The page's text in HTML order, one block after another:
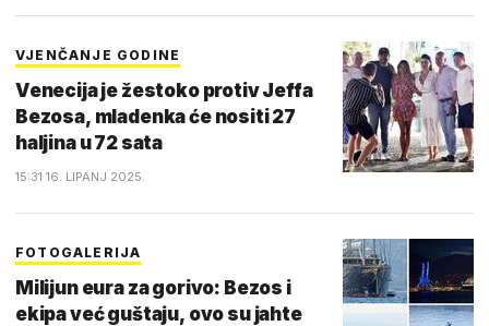
VJENČANJE GODINE
Venecija je žestoko protiv Jeffa
Bezosa, mladenka će nositi 27
haljina u 72 sata
15:31 16. LIPANJ 2025.
FOTOGALERIJA
Milijun eura za gorivo: Bezos i
ekipa već guštaju, ovo su jahte